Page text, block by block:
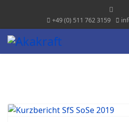
+49 (0) 511 762 3159